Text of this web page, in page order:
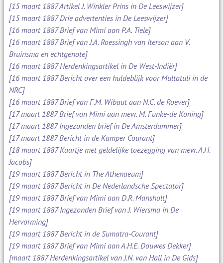
[15 maart 1887 Artikel J. Winkler Prins in De Leeswijzer]
[15 maart 1887 Drie advertenties in De Leeswijzer]
[16 maart 1887 Brief van Mimi aan P.A. Tiele]
[16 maart 1887 Brief van J.A. Roessingh van Iterson aan V.
Bruinsma en echtgenote]
[16 maart 1887 Herdenkingsartikel in De West-Indiër]
[16 maart 1887 Bericht over een huldeblijk voor Multatuli in de
NRC]
[16 maart 1887 Brief van F.M. Wibaut aan N.C. de Roever]
[17 maart 1887 Brief van Mimi aan mevr. M. Funke-de Koning]
[17 maart 1887 Ingezonden brief in De Amsterdammer]
[17 maart 1887 Bericht in de Kamper Courant]
[18 maart 1887 Kaartje met geldelijke toezegging van mevr. A.H.
Jacobs]
[19 maart 1887 Bericht in The Athenaeum]
[19 maart 1887 Bericht in De Nederlandsche Spectator]
[19 maart 1887 Brief van Mimi aan D.R. Mansholt]
[19 maart 1887 Ingezonden Brief van J. Wiersma in De
Hervorming]
[19 maart 1887 Bericht in de Sumatra-Courant]
[19 maart 1887 Brief van Mimi aan A.H.E. Douwes Dekker]
[maart 1887 Herdenkingsartikel van J.N. van Hall in De Gids]